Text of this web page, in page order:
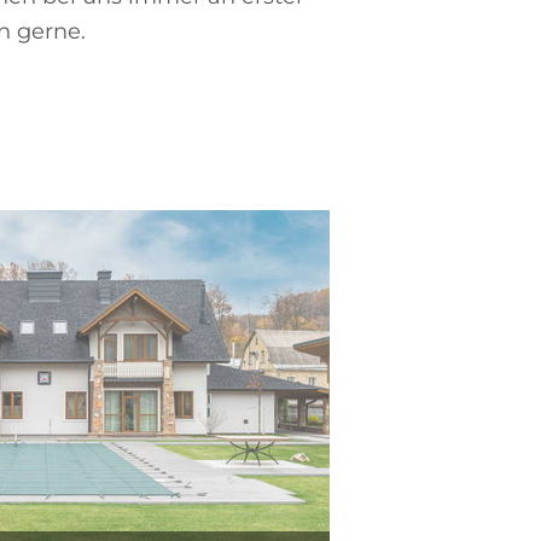
gerne.